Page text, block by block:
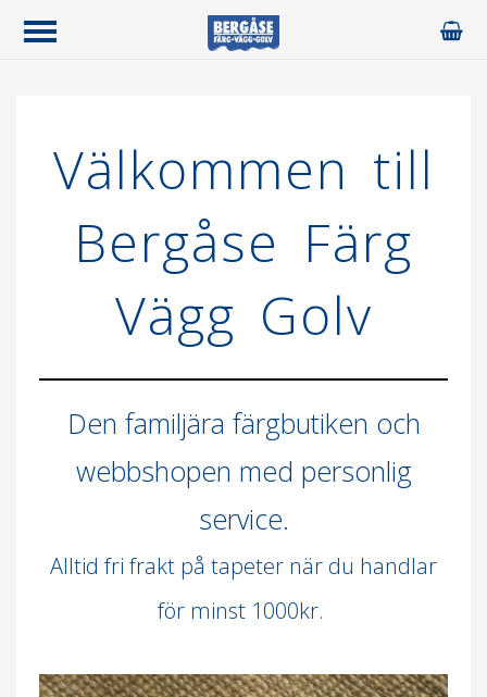
Välkommen till
Bergåse Färg
Vägg Golv
Den familjära färgbutiken och
webbshopen med personlig
service.
Alltid fri frakt på tapeter när du handlar
för minst 1000kr.